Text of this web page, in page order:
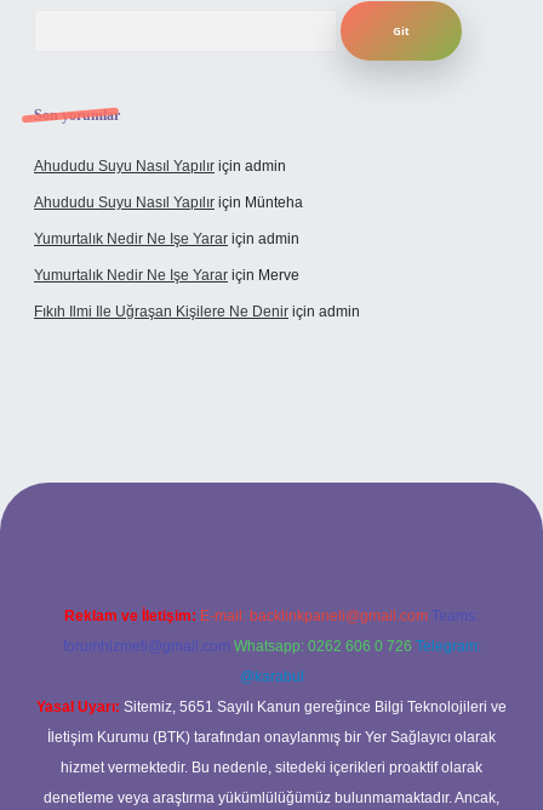
Son yorumlar
Ahududu Suyu Nasıl Yapılır için admin
Ahududu Suyu Nasıl Yapılır için Münteha
Yumurtalık Nedir Ne Işe Yarar için admin
Yumurtalık Nedir Ne Işe Yarar için Merve
Fıkıh Ilmi Ile Uğraşan Kişilere Ne Denir için admin
Reklam ve İletişim: E-mail: backlinkpaneli@gmail.com Teams:
forumhizmeti@gmail.com Whatsapp: 0262 606 0 726 Telegram:
@karabul
Yasal Uyarı: Sitemiz, 5651 Sayılı Kanun gereğince Bilgi Teknolojileri ve
İletişim Kurumu (BTK) tarafından onaylanmış bir Yer Sağlayıcı olarak
hizmet vermektedir. Bu nedenle, sitedeki içerikleri proaktif olarak
denetleme veya araştırma yükümlülüğümüz bulunmamaktadır. Ancak,